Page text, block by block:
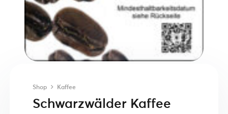
Shop Kaffee
Schwarzwälder Kaffee